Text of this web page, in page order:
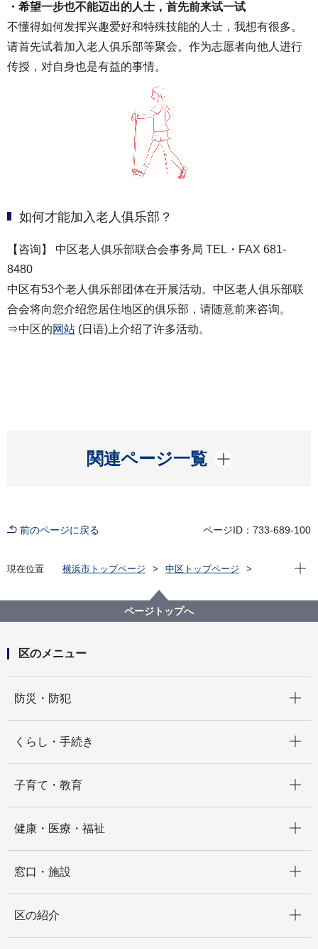
・希望一步也不能迈出的人士，首先前来试一试
不懂得如何发挥兴趣爱好和特殊技能的人士，我想有很多。
请首先试着加入老人俱乐部等聚会。作为志愿者向他人进行
传授，对自身也是有益的事情。
如何才能加入老人俱乐部？
【咨询】 中区老人俱乐部联合会事务局 TEL・FAX 681-
8480
中区有53个老人俱乐部团体在开展活动。中区老人俱乐部联
合会将向您介绍您居住地区的俱乐部，请随意前来咨询。
⇒中区的网站 (日语)上介绍了许多活动。
関連ページ一覧
開く
前のページに戻る ページID：733-689-100
現在位置 横浜市トップページ
中区トップページ
宣传报横滨・中区版（～2023）
３月 地区与人
現在
ページトップへ
区のメニュー
防災・防犯
くらし・手続き
子育て・教育
健康・医療・福祉
窓口・施設
区の紹介